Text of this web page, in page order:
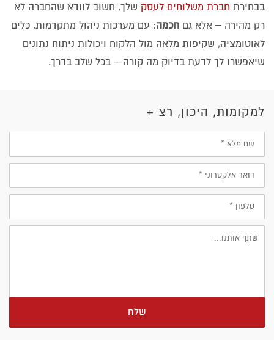
בבחירת חברת משלוחים לעסק שלך, חשוב לוודא שהחברה לא
רק מהירה – אלא גם חכמה: עם מערכות ניהול מתקדמות, כלים
לאוטומציה, שקיפות מלאה מול הלקוח ויכולות ניתוח נתונים
שיאפשרו לך לדעת בדיוק מה קורה – בכל שלב בדרך.
למקומות, היכון, רצ +
שם
מלא
דוא״ל
טלפון
שלח